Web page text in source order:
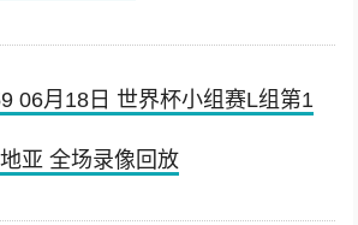
06月18日 世界杯小组赛L组第1
亚 全场录像回放